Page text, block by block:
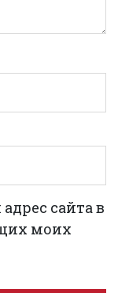
сайта в
моих